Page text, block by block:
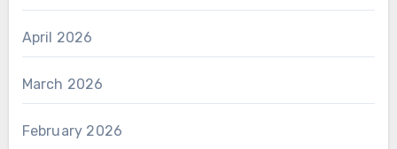
April 2026
March 2026
February 2026